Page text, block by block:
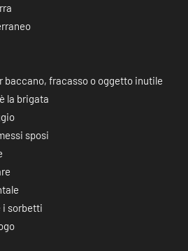
baccano, fracasso o oggetto inutile
la brigata
sposi
i sorbetti